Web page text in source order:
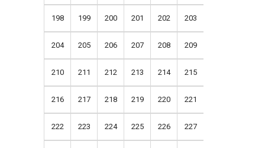
198 199 200 201 202 203
204 205 206 207 208 209
210 211 212 213 214 215
216 217 218 219 220 221
222 223 224 225 226 227